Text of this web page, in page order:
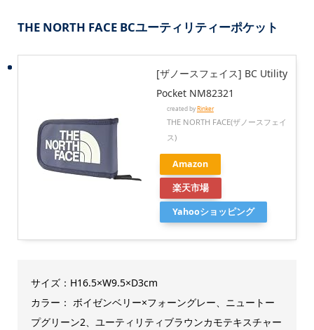
THE NORTH FACE BCユーティリティーポケット
[ザノースフェイス] BC Utility
Pocket NM82321
created byRinker
THE NORTH FACE(ザノースフェイ
ス)
Amazon
楽天市場
Yahooショッピング
サイズ：H16.5×W9.5×D3cm
カラー： ボイゼンベリー×フォーングレー、ニュートー
プグリーン2、ユーティリティブラウンカモテキスチャー